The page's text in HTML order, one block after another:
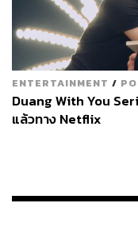
ENTERTAINMENT /
Duang With You
แล้วทาง Netflix